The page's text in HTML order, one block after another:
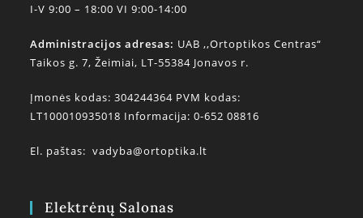
I-V 9:00 – 18:00 VI 9:00-14:00
Administracijos adresas: UAB ,,Ortoptikos Centras“
Taikos g. 7, Žeimiai, LT-55384 Jonavos r.
Įmonės kodas: 304244364 PVM kodas:
LT100010935018 Informacija: 0-652 08816
El. paštas:vadyba@ortoptika.lt
Elektrėnų Salonas